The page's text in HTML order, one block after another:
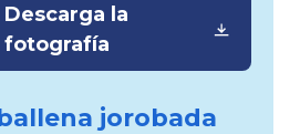
Descarga la
fotografía
jorobada